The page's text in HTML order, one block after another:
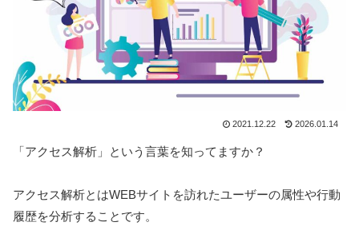
2021.12.22 2026.01.14
「アクセス解析」という言葉を知ってますか？
アクセス解析とはWEBサイトを訪れたユーザーの属性や行動
履歴を分析することです。